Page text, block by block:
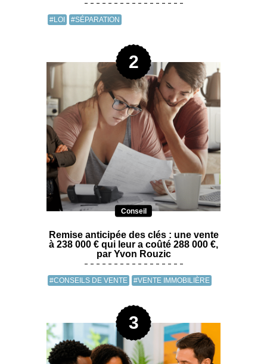
#LOI #SÉPARATION
Conseil
Remise anticipée des clés : une vente
à 238 000 € qui leur a coûté 288 000 €,
par Yvon Rouzic
#CONSEILS DE VENTE #VENTE IMMOBILIÈRE